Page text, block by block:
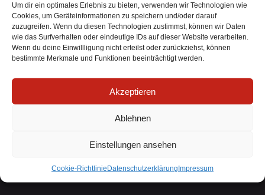
Um dir ein optimales Erlebnis zu bieten, verwenden wir Technologien wie
Cookies, um Geräteinformationen zu speichern und/oder darauf
zuzugreifen. Wenn du diesen Technologien zustimmst, können wir Daten
wie das Surfverhalten oder eindeutige IDs auf dieser Website verarbeiten.
Wenn du deine Einwillligung nicht erteilst oder zurückziehst, können
bestimmte Merkmale und Funktionen beeinträchtigt werden.
Akzeptieren
Ablehnen
Einstellungen ansehen
Cookie-RichtlinieDatenschutzerklärungImpressum
Gemeinsam bringen wir ein Stück Küste auf das
Festivalgelände! 🌊🤘
Tickets gibt es unter https://sturmflutfestival.de und an
den bekannten Vorverkaufsstellen.
Widerruf bestätigen